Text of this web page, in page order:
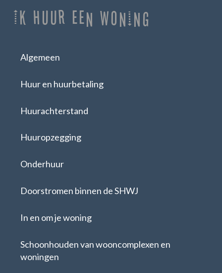
Ik huur een woning
Algemeen
Huur en huurbetaling
Huurachterstand
Huuropzegging
Onderhuur
Doorstromen binnen de SHWJ
In en om je woning
Schoonhouden van wooncomplexen en
woningen